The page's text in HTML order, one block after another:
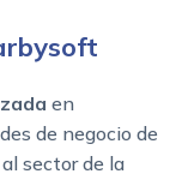
en
de negocio de
sector de la